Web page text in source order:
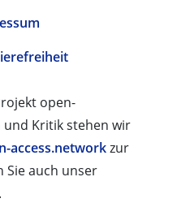
open-
und Kritik stehen wir
access.networkzur
Sie auch unser